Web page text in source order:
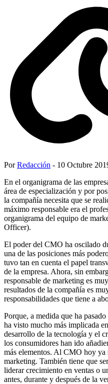
PorRedacción - 10 Octubre
En el organigrama de las
área de especialización y por
la compañía necesita que se
máximo responsable era el
organigrama del equipo de
Officer).
El poder del CMO ha oscilado
una de las posiciones más
tuvo tan en cuenta el papel
de la empresa. Ahora, sin
responsable de marketing es
resultados de la compañía es
responsabilidades que tiene a
Porque, a medida que ha
ha visto mucho más implicada
desarrollo de la tecnología y el
los consumidores han ido
más elementos. Al CMO hoy ya
marketing. También tiene que
liderar crecimiento en ventas o
antes, durante y después de la